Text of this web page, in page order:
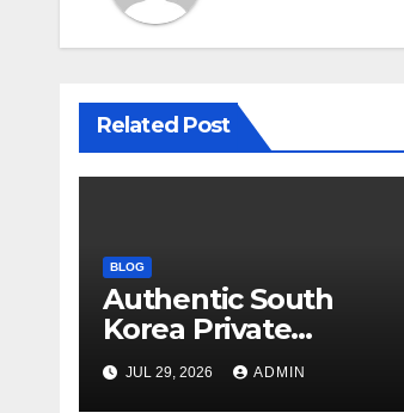
Related Post
BLOG
Authentic South
Korea Private
Cultural Travel
Experience
JUL 29, 2026 ADMIN